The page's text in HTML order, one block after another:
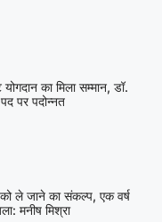
का मिला सम्मान, डॉ.
पद पर पदोन्नत
ले जाने का संकल्प, एक वर्ष
मनीष मिश्रा